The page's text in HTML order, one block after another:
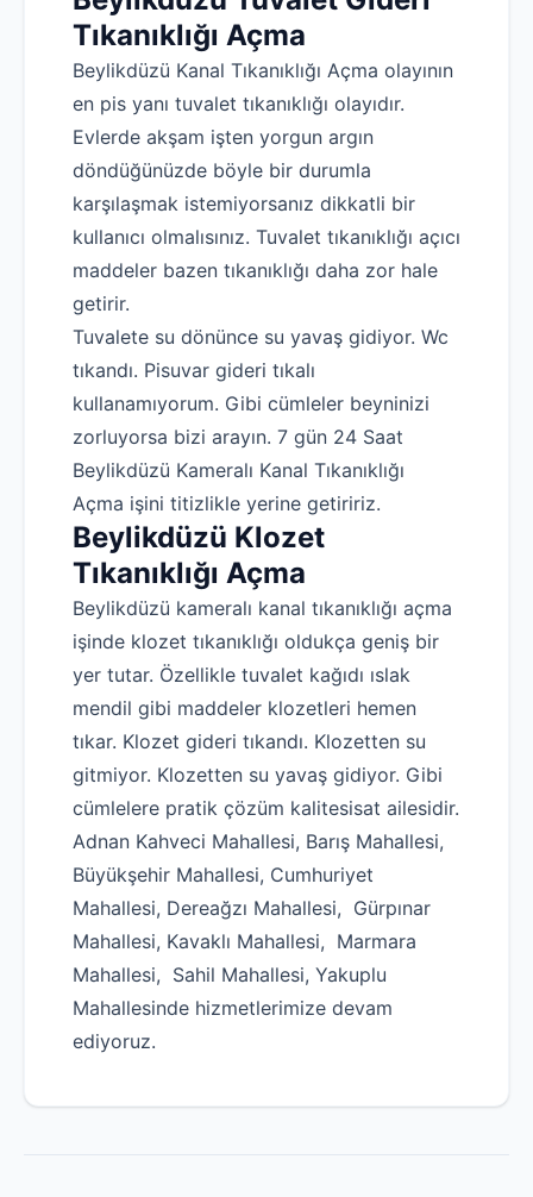
Robotla Tıkanıklık Açma
Su Kaçağı Tespiti
Profesyonel Petek Temizliği
Uzmana Sor
İletişim
Tıkanıklığı Açma
Beylikdüzü Kanal Tıkanıklığı Açma olayının
en pis yanı tuvalet tıkanıklığı olayıdır.
Evlerde akşam işten yorgun argın
döndüğünüzde böyle bir durumla
karşılaşmak istemiyorsanız dikkatli bir
kullanıcı olmalısınız. Tuvalet tıkanıklığı açıcı
maddeler bazen tıkanıklığı daha zor hale
getirir.
Tuvalete su dönünce su yavaş gidiyor. Wc
tıkandı. Pisuvar gideri tıkalı
kullanamıyorum. Gibi cümleler beyninizi
zorluyorsa bizi arayın. 7 gün 24 Saat
Beylikdüzü Kameralı Kanal Tıkanıklığı
Açma işini titizlikle yerine getiririz.
Beylikdüzü Klozet
Tıkanıklığı Açma
Beylikdüzü kameralı kanal tıkanıklığı açma
işinde klozet tıkanıklığı oldukça geniş bir
yer tutar. Özellikle tuvalet kağıdı ıslak
mendil gibi maddeler klozetleri hemen
tıkar. Klozet gideri tıkandı. Klozetten su
gitmiyor. Klozetten su yavaş gidiyor. Gibi
cümlelere pratik çözüm kalitesisat ailesidir.
Adnan Kahveci Mahallesi, Barış Mahallesi,
Büyükşehir Mahallesi, Cumhuriyet
Mahallesi, Dereağzı Mahallesi, Gürpınar
Mahallesi, Kavaklı Mahallesi, Marmara
Mahallesi, Sahil Mahallesi, Yakuplu
Mahallesinde hizmetlerimize devam
ediyoruz.